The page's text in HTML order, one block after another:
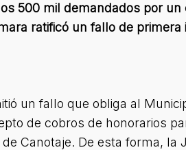
500 mil demandados por
ratificó un fallo de
un fallo que obliga al
de cobros de honorarios
Canotaje. De esta forma, la